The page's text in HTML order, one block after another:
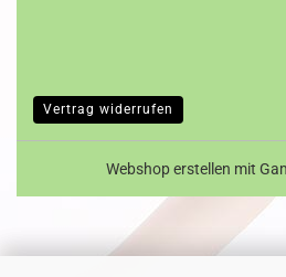
Vertrag widerrufen
Webshop erstellen mit